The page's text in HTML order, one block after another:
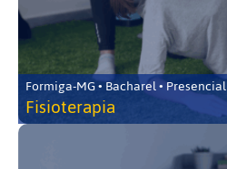
Formiga-MG • Bacharel • Presencial
Fisioterapia